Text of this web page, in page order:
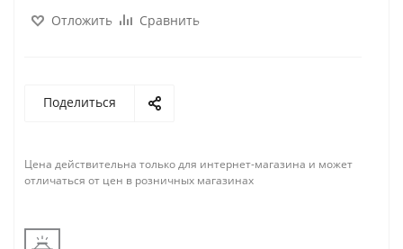
Отложить Сравнить
Поделиться
Цена действительна только для интернет-магазина и может
отличаться от цен в розничных магазинах